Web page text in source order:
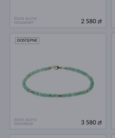
ŻÓŁTE ZŁOTO
MOŁDAWIT
2 580 zł
ŻÓŁTE ZŁOTO
SZMARAGD
DOSTĘPNE
3 580 zł